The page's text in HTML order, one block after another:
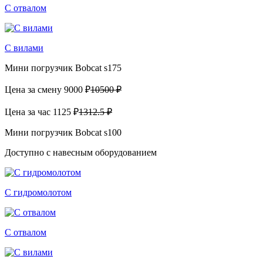
С отвалом
С вилами
Мини погрузчик Bobcat s175
Цена за смену 9000 ₽10500 ₽
Цена за час 1125 ₽1312.5 ₽
Мини погрузчик Bobcat s100
Доступно с навесным оборудованием
С гидромолотом
С отвалом